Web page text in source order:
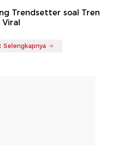
Trendsetter soal Tren
Viral
Selengkapnya